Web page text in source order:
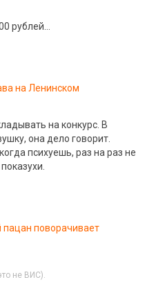
рублей…
на Ленинском
на конкурс. В
она дело говорит.
психуешь, раз на раз не
пацан поворачивает
не ВИС).